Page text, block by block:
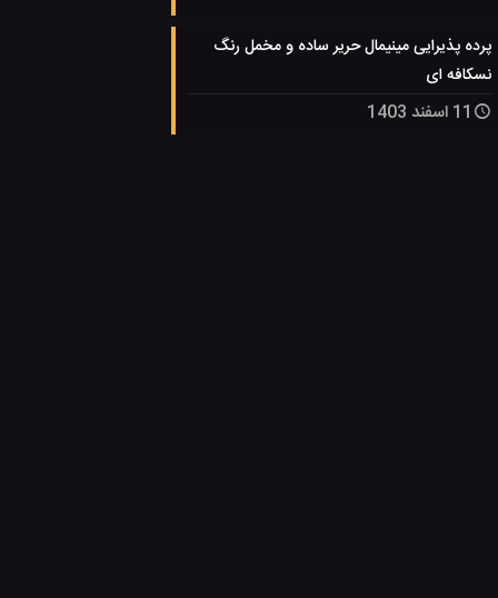
پرده پذیرایی مینیمال حریر ساده و مخمل رنگ
نسکافه ای
11 اسفند 1403